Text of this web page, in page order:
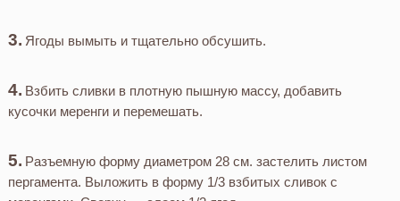
Ягоды вымыть и тщательно обсушить.
Взбить сливки в плотную пышную массу, добавить
кусочки меренги и перемешать.
Разъемную форму диаметром 28 см. застелить листом
пергамента. Выложить в форму 1/3 взбитых сливок с